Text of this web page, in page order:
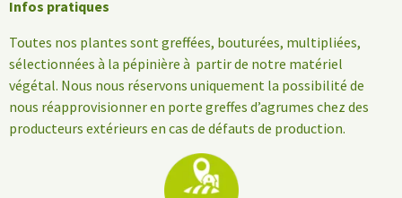
Infos pratiques
Toutes nos plantes sont greffées, bouturées, multipliées,
sélectionnées à la pépinière à partir de notre matériel
végétal. Nous nous réservons uniquement la possibilité de
nous réapprovisionner en porte greffes d’agrumes chez des
producteurs extérieurs en cas de défauts de production.